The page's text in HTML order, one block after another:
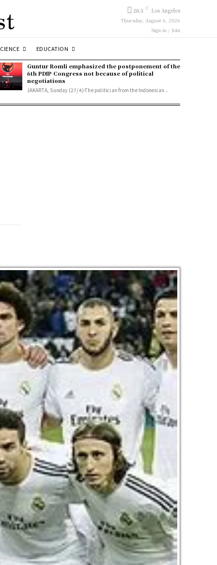
20.5 C Los Angeles
Thursday, August 6, 2026
Sign in / Join
EDUCATION
Guntur Romli emphasized the postponement of the
6th PDIP Congress not because of political
negotiations
JAKARTA, Sunday (27/4)-The politician from the Indonesian...